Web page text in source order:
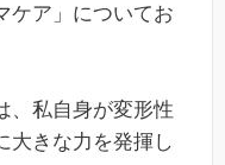
ケア」についてお
、私自身が変形性
大きな力を発揮し